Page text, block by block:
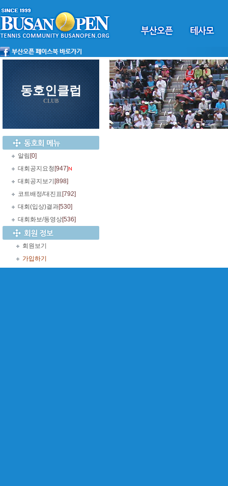
동호인클럽
CLUB
알림 [0]
대회공지요청 [947]
대회공지보기 [898]
코트배정/대진표 [792]
대회(입상)결과[530]
대회화보/동영상[536]
회원보기
가입하기